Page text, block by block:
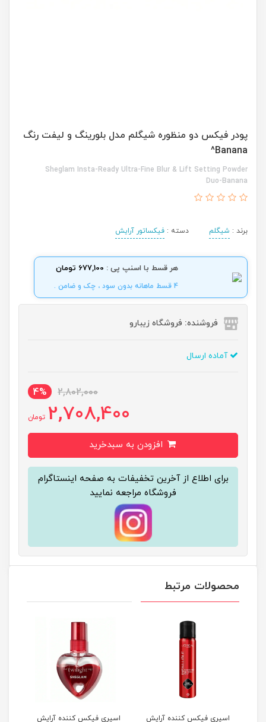
پودر فیکس دو منظوره شیگلم مدل بلورینگ و لیفت رنگ
Banana^
Sheglam Insta-Ready Ultra-Fine Blur & Lift Setting Powder
Duo-Banana
برند : شیگلم دسته : فیکساتور آرایش
هر قسط با اسنپ پی : 677,100 تومان
4 قسط ماهانه بدون سود ، چک و ضامن .
فروشنده: فروشگاه زیبارو
آماده ارسال
2,802,000
4%
2,708,400 تومان
برای اطلاع از آخرین تخفیفات به صفحه اینستاگرام
فروشگاه مراجعه نمایید
محصولات مرتبط
اسپری فیکس کننده آرایش اسپری فیکس کننده آرایش